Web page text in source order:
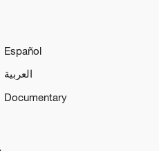
Español
العربية
Documentary